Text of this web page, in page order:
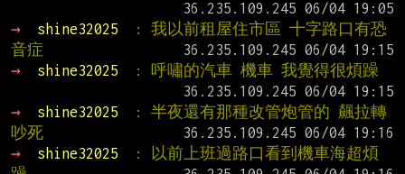
→
shine32025
: 我以前租屋住市區 十字路口有恐
音症
→
shine32025
: 呼嘯的汽車 機車 我覺得很煩躁
→
shine32025
: 半夜還有那種改管炮管的 飆拉轉
吵死
→
shine32025
: 以前上班過路口看到機車海超煩